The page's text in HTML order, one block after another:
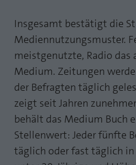
Insgesamt bestätigt die
Mediennutzungsmuster.
meistgenutzte, Radio
Medium. Zeitungen
der Befragten täglich
zeigt seit Jahren
behält das Medium Buch
Stellenwert: Jeder fünfte
täglich oder fast täglich in
Anbieter
Laufzeit
Zweck PHPs
Name
Anbieter
Laufzeit
Zweck
Cookie von AT
erweiterten